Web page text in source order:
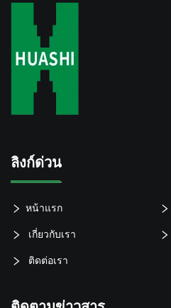
ลิงก์ด่วน
หน้าแรก
เกี่ยวกับเรา
ติดต่อเรา